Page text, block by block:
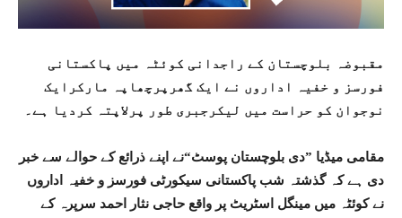
مقبوضہ بلوچستان کے راجدانی کوئٹہ میں پاکستانی
فورسز و خفیہ اداروں نے ایک گھرپرچھاپہ مارکرایک
نوجوان کو حراست میں لیکرجبری طور پرلاپتہ کردیا ہے۔
مقامی میڈیا ”دی بلوچستان پوسٹ“نے اپنے ذرائع کے حوالے سے خبر
دی ہے کہ گذشتہ شب پاکستانی سیکورٹی فورسز و خفیہ اداروں
نے کوئٹہ میں مینگل اسٹریٹ پر واقع حاجی نثار احمد سرپرہ کے